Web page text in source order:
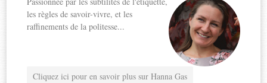
les règles de savoir-vivre, et les
raffinements de la politesse...
Cliquez ici pour en savoir plus sur Hanna Gas